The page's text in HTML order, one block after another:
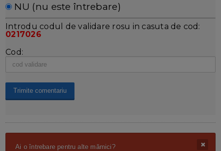
NU (nu este întrebare)
Introdu codul de validare rosu in casuta de cod:
0217026
Cod:
Ai o întrebare pentru alte mămici?